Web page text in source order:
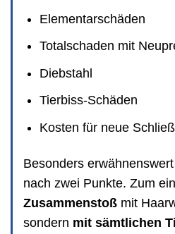
Elementarschäden
Totalschaden mit
Diebstahl
Tierbiss-Schäden
Kosten für neue
Besonders
nach zwei Punkte. Zum
Zusammenstoß mit
sondern mit sämtlichen